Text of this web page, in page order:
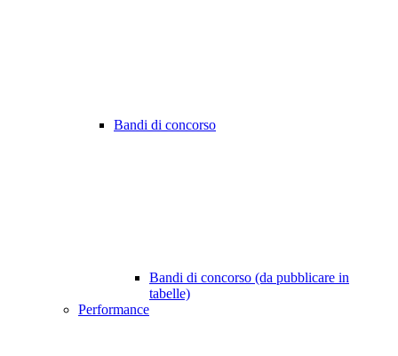
Bandi di concorso
Bandi di concorso (da pubblicare in
tabelle)
Performance